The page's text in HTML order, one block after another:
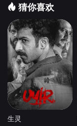
猜你喜欢
生灵